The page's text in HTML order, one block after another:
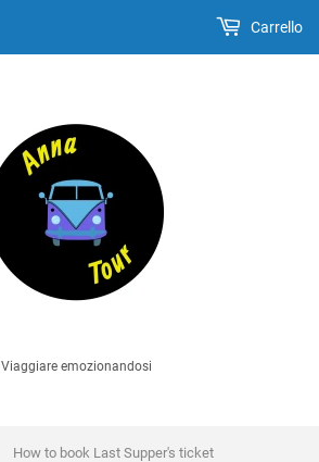
Viaggiare emozionandosi
Carrello
How to book Last Supper's ticket